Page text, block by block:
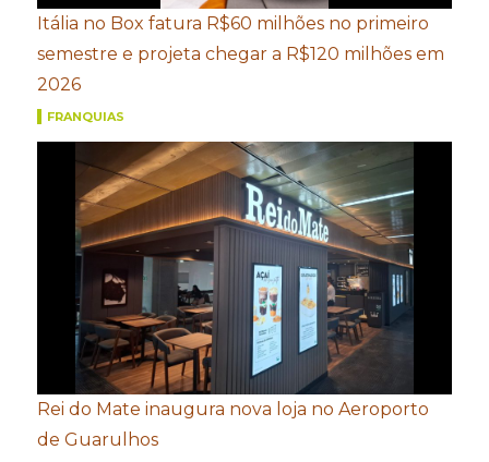
Itália no Box fatura R$60 milhões no primeiro
semestre e projeta chegar a R$120 milhões em
2026
FRANQUIAS
Rei do Mate inaugura nova loja no Aeroporto
de Guarulhos